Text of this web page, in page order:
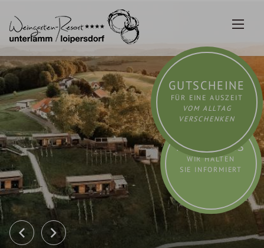
Inhalt
springen
GUTSCHEINE
FÜR EINE AUSZEIT
VOM ALLTAG
VERSCHENKEN
AKTUELLES
WIR HALTEN
SIE INFORMIERT